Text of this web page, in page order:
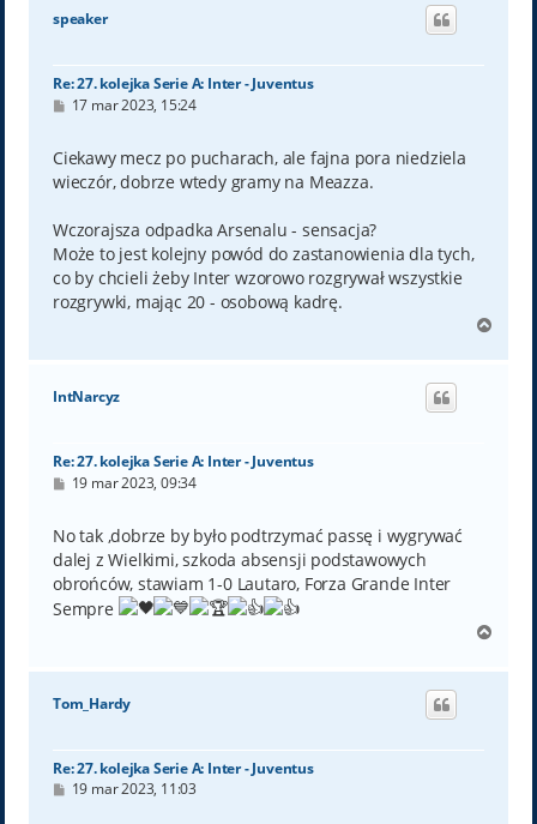
speaker
Re: 27. kolejka Serie A: Inter - Juventus
P
t
17 mar 2023, 15:24
Ciekawy mecz po pucharach, ale fajna pora niedziela
wieczór, dobrze wtedy gramy na Meazza.
Wczorajsza odpadka Arsenalu - sensacja?
Może to jest kolejny powód do zastanowienia dla tych,
co by chcieli żeby Inter wzorowo rozgrywał wszystkie
rozgrywki, mając 20 - osobową kadrę.
g
IntNarcyz
Re: 27. kolejka Serie A: Inter - Juventus
P
t
19 mar 2023, 09:34
No tak ,dobrze by było podtrzymać passę i wygrywać
dalej z Wielkimi, szkoda absensji podstawowych
obrońców, stawiam 1-0 Lautaro, Forza Grande Inter
Sempre
g
Tom_Hardy
Re: 27. kolejka Serie A: Inter - Juventus
P19 mar 2023, 11:03